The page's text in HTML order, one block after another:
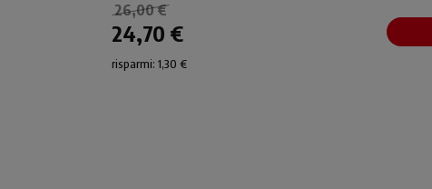
26,00 €
24,70 €
risparmi: 1,30 €